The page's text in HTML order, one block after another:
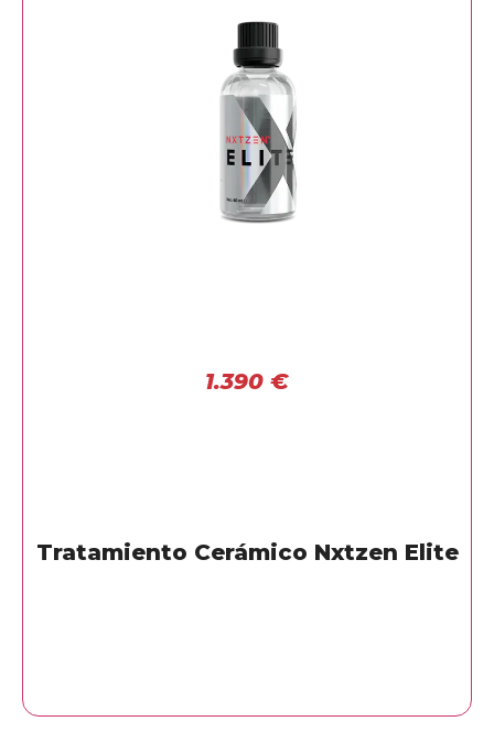
1.390 €
Tratamiento Cerámico Nxtzen Elite